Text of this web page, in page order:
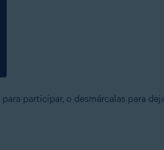
participar, o desmárcalas para